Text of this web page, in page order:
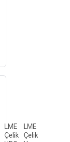
LME
Çelik
LME
Çelik